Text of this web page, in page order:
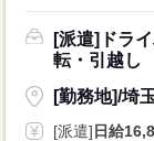
[派遣]ドラ
転・引越し
[勤務地]/埼
[派遣] 日給